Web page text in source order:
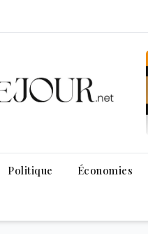
Politique Économies